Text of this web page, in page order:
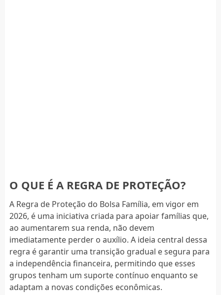
O QUE É A REGRA DE PROTEÇÃO?
A Regra de Proteção do Bolsa Família, em vigor em
2026, é uma iniciativa criada para apoiar famílias que,
ao aumentarem sua renda, não devem
imediatamente perder o auxílio. A ideia central dessa
regra é garantir uma transição gradual e segura para
a independência financeira, permitindo que esses
grupos tenham um suporte contínuo enquanto se
adaptam a novas condições econômicas.